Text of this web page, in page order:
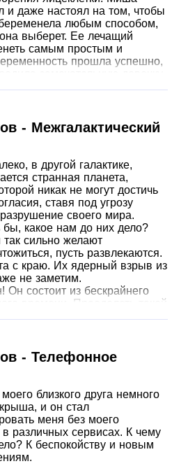
и даже настоял на том, чтобы
любым способом,
выберет. Ее лечащий
самым простым и
прошла успешно,
замечательную девочку,
Все шло хорошо, но Маше
создания детей, включая
Она ощутила
рожать одного ребенка за
- Межгалактический
в другой галактике,
странная планета,
никак не могут достичь
ставя под угрозу
своего мира.
бы, какое нам до них дело?
так сильно желают
пусть развлекаются.
с краю. Их ядерный взрыв из
не заметим.
Он состоит из бескрайнего
времени. Преодолеть такой
уничтожила. Поэтому наши
ведения современной
можно избежать тотальной
нанести врагам
Боевые комары —
и животные, робот Надя,
девочки — это лишь краткий
компании АО «Заслон»,
теста.
- Телефонное
близкого друга немного
и он стал
меня без моего
в различных сервисах. К чему
К беспокойству и новым